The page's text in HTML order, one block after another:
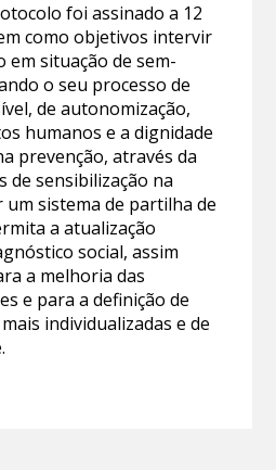
foi assinado a 12
como objetivos intervir
em situação de sem-
o seu processo de
de autonomização,
humanos e a dignidade
prevenção, através da
de sensibilização na
um sistema de partilha de
a atualização
social, assim
a melhoria das
e para a definição de
individualizadas e de